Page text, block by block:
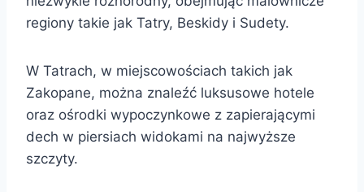
regiony takie jak Tatry, Beskidy i Sudety.
W Tatrach, w miejscowościach takich jak
Zakopane, można znaleźć luksusowe hotele
oraz ośrodki wypoczynkowe z zapierającymi
dech w piersiach widokami na najwyższe
szczyty.